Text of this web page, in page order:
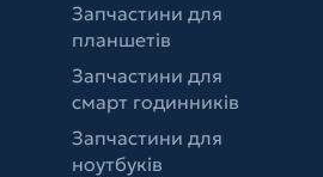
Запчастини для
планшетів
Запчастини для
смарт годинників
Запчастини для
ноутбуків